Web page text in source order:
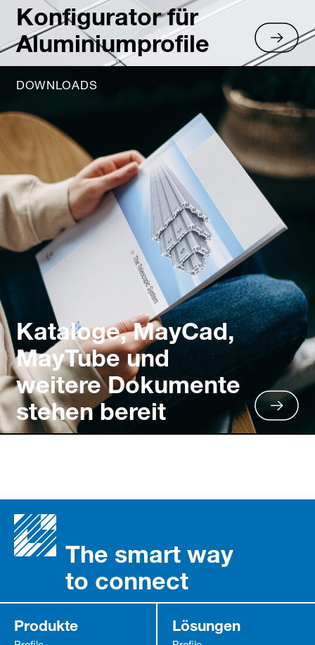
Konfigurator für
Aluminiumprofile
DOWNLOADS
Kataloge, MayCad,
MayTube und
weitere Dokumente
stehen bereit
The smart way
to connect
Produkte Lösungen